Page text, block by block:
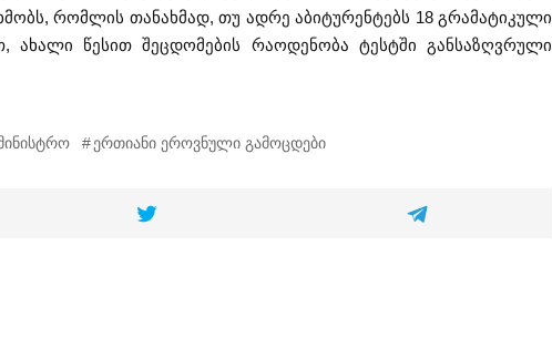
რომლის თანახმად, თუ ადრე აბიტურენტებს 18 გრამატიკული
ახალი წესით შეცდომების რაოდენობა ტესტში განსაზღვრული
ერთიანი ეროვნული გამოცდები